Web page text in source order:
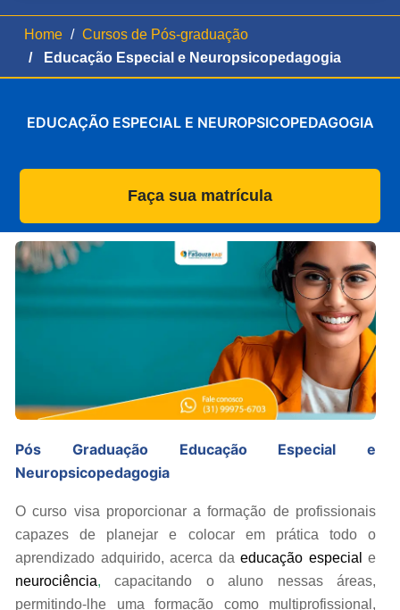
Home
Cursos de Pós-graduação
Educação Especial e Neuropsicopedagogia
EDUCAÇÃO ESPECIAL E NEUROPSICOPEDAGOGIA
Faça sua matrícula
Pós Graduação Educação Especial e
Neuropsicopedagogia
O curso visa proporcionar a formação de profissionais
capazes de planejar e colocar em prática todo o
aprendizado adquirido, acerca da educação especial
e
neurociência, capacitando o aluno nessas áreas,
permitindo-lhe uma formação como multiprofissional,